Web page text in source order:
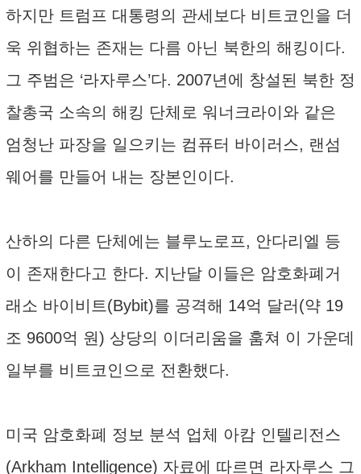
하지만 트럼프 대통령의 관세보다 비트코인을 더
욱 위협하는 존재는 다름 아닌 북한의 해킹이다.
그 주범은 ‘라자루스’다. 2007년에 창설된 북한 정
찰총국 소속의 해킹 단체로 워너크라이와 같은
엄청난 파장을 일으키는 컴퓨터 바이러스, 랜섬
웨어를 만들어 내는 장본인이다.
산하의 다른 단체에는 블루노로프, 안다리엘 등
이 존재한다고 한다. 지난달 이들은 암호화폐거
래소 바이비트(Bybit)를 공격해 14억 달러(약 19
조 9600억 원) 상당의 이더리움을 훔쳐 이 가운데
일부를 비트코인으로 전환했다.
미국 암호화폐 정보 분석 업체 아캄 인텔리전스
(Arkham Intelligence) 자료에 따르면 라자루스 그